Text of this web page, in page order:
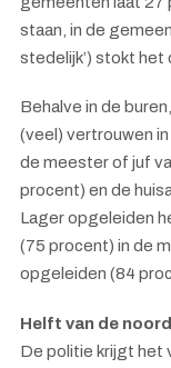
staan, in de
stedelijk’) stokt het
Behalve in de
(veel) vertrouwen in
de meester of juf
procent) en de
Lager opgeleiden
(75 procent) in de
opgeleiden (84
Helft van de
De politie krijgt het